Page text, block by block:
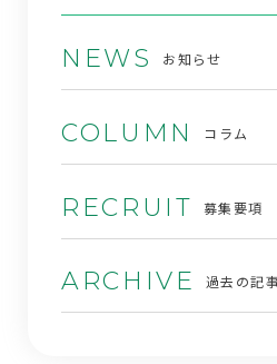
NEWS お知らせ
COLUMN コラム
RECRUIT 募集要項
ARCHIVE 過去の記事